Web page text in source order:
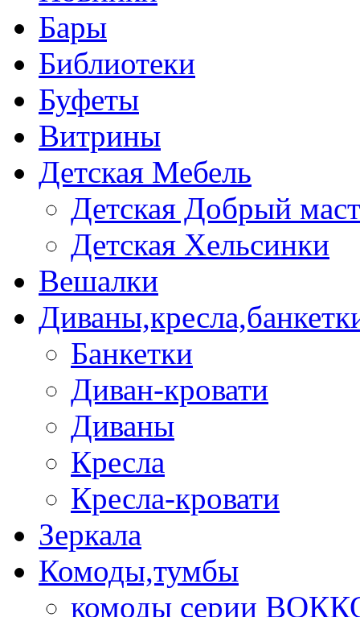
Бары
Библиотеки
Буфеты
Витрины
Детская Мебель
Детская Добрый
Детская Хельсинки
Вешалки
Банкетки
Диван-кровати
Диваны
Кресла
Кресла-кровати
Зеркала
Комоды,тумбы
комоды серии